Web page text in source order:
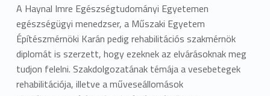
A Haynal Imre Egészségtudományi Egyetemen
egészségügyi menedzser, a Műszaki Egyetem
Építészmérnöki Karán pedig rehabilitációs szakmérnök
diplomát is szerzett, hogy ezeknek az elvárásoknak meg
tudjon felelni. Szakdolgozatának témája a vesebetegek
rehabilitációja, illetve a műveseállomások